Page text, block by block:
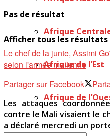
Pas de résultat
Afficher tous les résultats
Afrique
Afrique de l’Est
Afrique de
Le chef de la junte, Assimi
selon l'armée malienne
Partager sur Facebook
Les attaques
contre le Mali visaient le
a déclaré mercredi un